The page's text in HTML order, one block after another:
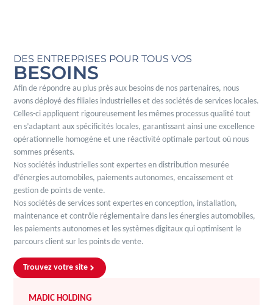
DES ENTREPRISES POUR TOUS VOS
BESOINS
Afin de répondre au plus près aux besoins de nos partenaires, nous
avons déployé des filiales industrielles et des sociétés de services locales.
Celles-ci appliquent rigoureusement les mêmes processus qualité tout
en s’adaptant aux spécificités locales, garantissant ainsi une excellence
opérationnelle homogène et une réactivité optimale partout où nous
sommes présents.
Nos sociétés industrielles sont expertes en distribution mesurée
d’énergies automobiles, paiements autonomes, encaissement et
gestion de points de vente.
Nos sociétés de services sont expertes en conception, installation,
maintenance et contrôle réglementaire dans les énergies automobiles,
les paiements autonomes et les systèmes digitaux qui optimisent le
parcours client sur les points de vente.
Trouvez votre site
MADIC HOLDING